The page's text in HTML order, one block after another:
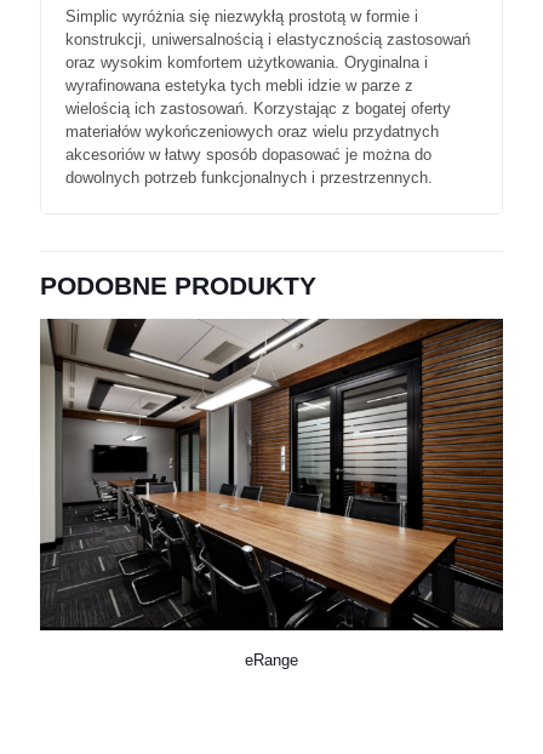
Simplic wyróżnia się niezwykłą prostotą w formie i
konstrukcji, uniwersalnością i elastycznością zastosowań
oraz wysokim komfortem użytkowania. Oryginalna i
wyrafinowana estetyka tych mebli idzie w parze z
wielością ich zastosowań. Korzystając z bogatej oferty
materiałów wykończeniowych oraz wielu przydatnych
akcesoriów w łatwy sposób dopasować je można do
dowolnych potrzeb funkcjonalnych i przestrzennych.
PODOBNE PRODUKTY
eRange